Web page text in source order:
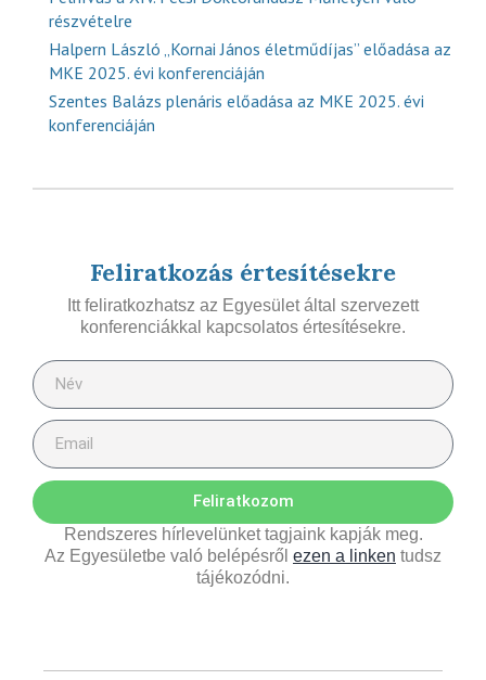
részvételre
Halpern László „Kornai János életműdíjas” előadása az
MKE 2025. évi konferenciáján
Szentes Balázs plenáris előadása az MKE 2025. évi
konferenciáján
Feliratkozás értesítésekre
Itt feliratkozhatsz az Egyesület által szervezett
konferenciákkal kapcsolatos értesítésekre.
Feliratkozom
Rendszeres hírlevelünket tagjaink kapják meg.
Az Egyesületbe való belépésről ezen a linken tudsz
tájékozódni.